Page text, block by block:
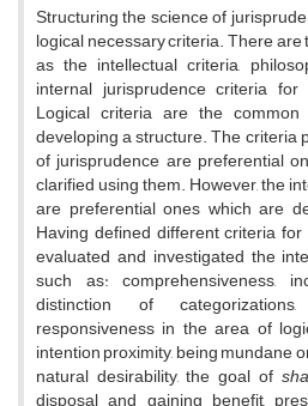
Structuring the science of
logical necessary criteria. There
as the intellectual criteria,
internal jurisprudence criteria for
Logical criteria are the
developing a structure. The criteria
of jurisprudence are preferential
clarified using them. However, the
are preferential ones which are
Having defined different criteria
evaluated and investigated the
such as: comprehensiveness,
distinction of
responsiveness in the area of
intention proximity, being mundane
natural desirability, the goal of